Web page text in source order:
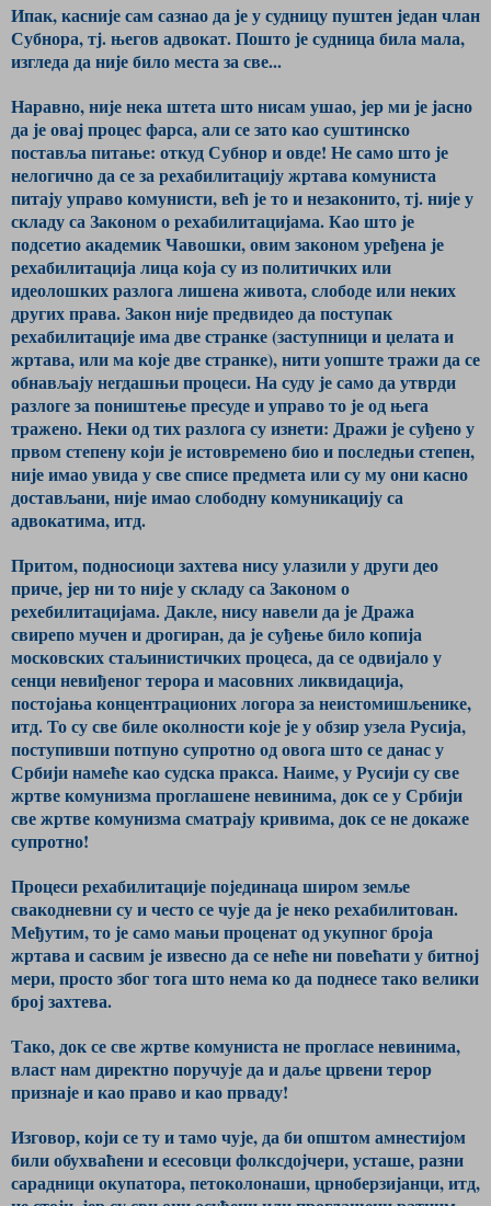
Ипак, касније сам сазнао да је у судницу пуштен један члан
Субнора, тј. његов адвокат. Пошто је судница била мала,
изгледа да није било места за све...
Наравно, није нека штета што нисам ушао, јер ми је јасно
да је овај процес фарса, али се зато као суштинско
поставља питање: откуд Субнор и овде! Не само што је
нелогично да се за рехабилитацију жртава комуниста
питају управо комунисти, већ је то и незаконито, тј. није у
складу са Законом о рехабилитацијама. Као што је
подсетио академик Чавошки, овим законом уређена је
рехабилитација лица која су из политичких или
идеолошких разлога лишена живота, слободе или неких
других права. Закон није предвидео да поступак
рехабилитације има две странке (заступници и џелата и
жртава, или ма које две странке), нити уопште тражи да се
обнављају негдашњи процеси. На суду је само да утврди
разлоге за поништење пресуде и управо то је од њега
тражено. Неки од тих разлога су изнети: Дражи је суђено у
првом степену који је истовремено био и последњи степен,
није имао увида у све списе предмета или су му они касно
достављани, није имао слободну комуникацију са
адвокатима, итд.
Притом, подносиоци захтева нису улазили у други део
приче, јер ни то није у складу са Законом о
рехебилитацијама. Дакле, нису навели да је Дража
свирепо мучен и дрогиран, да је суђење било копија
московских стаљинистичких процеса, да се одвијало у
сенци невиђеног терора и масовних ликвидација,
постојања концентрационих логора за неистомишљенике,
итд. То су све биле околности које је у обзир узела Русија,
поступивши потпуно супротно од овога што се данас у
Србији намеће као судска пракса. Наиме, у Русији су све
жртве комунизма проглашене невинима, док се у Србији
све жртве комунизма сматрају кривима, док се не докаже
супротно!
Процеси рехабилитације појединаца широм земље
свакодневни су и често се чује да је неко рехабилитован.
Међутим, то је само мањи проценат од укупног броја
жртава и сасвим је извесно да се неће ни повећати у битној
мери, просто због тога што нема ко да поднесе тако велики
број захтева.
Тако, док се све жртве комуниста не прогласе невинима,
власт нам директно поручује да и даље црвени терор
признаје и као право и као прваду!
Изговор, који се ту и тамо чује, да би општом амнестијом
били обухваћени и есесовци фолксдојчери, усташе, разни
сарадници окупатора, петоколонаши, црноберзијанци, итд,